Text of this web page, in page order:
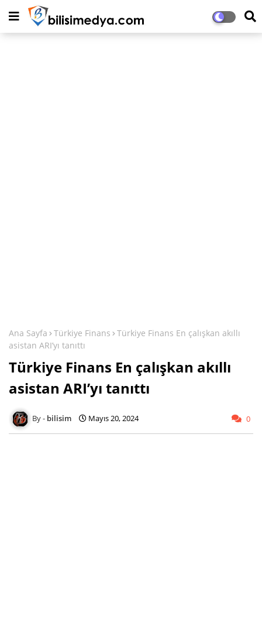
Ana Sayfa Türkiye Finans
Türkiye Finans En çalışkan akıllı
asistan ARI’yı tanıttı
Türkiye Finans En çalışkan akıllı
asistan ARI’yı tanıttı
bilisim Mayıs 20, 2024 0